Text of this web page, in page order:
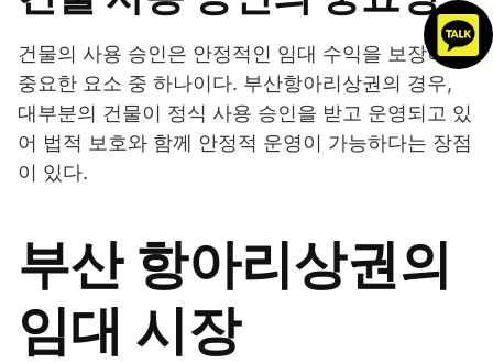
건물의 사용 승인은 안정적인 임대 수익을 보장하는
중요한 요소 중 하나이다. 부산항아리상권의 경우,
대부분의 건물이 정식 사용 승인을 받고 운영되고 있
어 법적 보호와 함께 안정적 운영이 가능하다는 장점
이 있다.
부산 항아리상권의
임대 시장